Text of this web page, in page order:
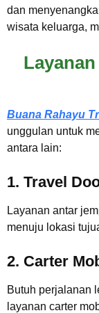
dan
wisata keluarga,
Buana Rahayu
unggulan untuk
antara lain:
1. Travel
Layanan antar
menuju lokasi
2. Carter
Butuh perjalanan
layanan carter